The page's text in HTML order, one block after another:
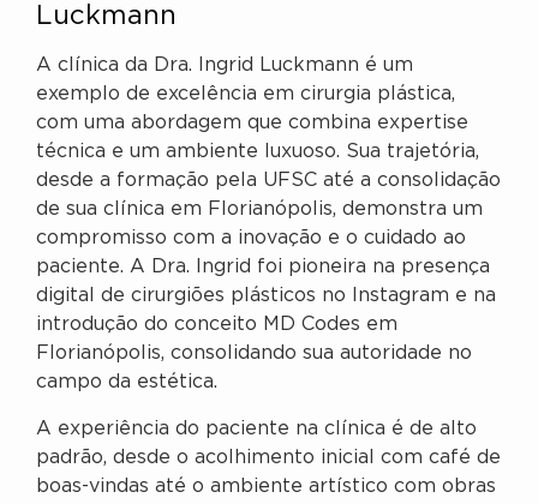
Luckmann
A clínica da Dra. Ingrid Luckmann é um
exemplo de excelência em cirurgia plástica,
com uma abordagem que combina expertise
técnica e um ambiente luxuoso. Sua trajetória,
desde a formação pela UFSC até a consolidação
de sua clínica em Florianópolis, demonstra um
compromisso com a inovação e o cuidado ao
paciente. A Dra. Ingrid foi pioneira na presença
digital de cirurgiões plásticos no Instagram e na
introdução do conceito MD Codes em
Florianópolis, consolidando sua autoridade no
campo da estética.
A experiência do paciente na clínica é de alto
padrão, desde o acolhimento inicial com café de
boas-vindas até o ambiente artístico com obras